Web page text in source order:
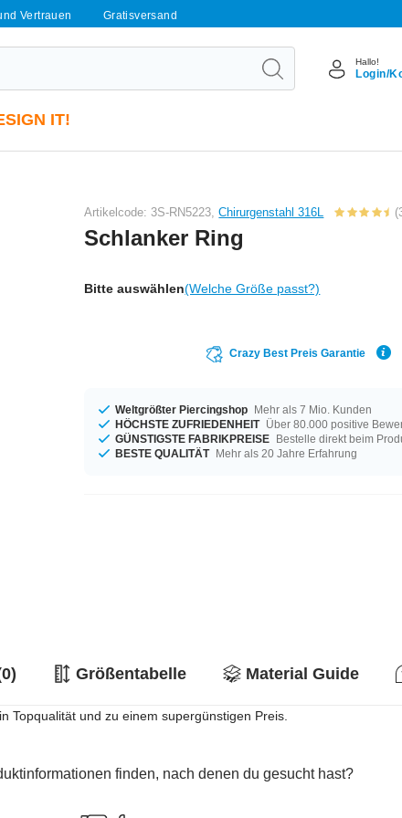
Vertrauen Gratisversand
Hallo!
Login/
IT!
Artikelcode: 3S-RN5223,Chirurgenstahl 316L
Schlanker Ring
Bitte auswählen(Welche Größe passt?)
Crazy Best Preis Garantie
Weltgrößter Piercingshop Mehr als 7 Mio. Kunden
HÖCHSTE ZUFRIEDENHEIT Über 80.000 positive
GÜNSTIGSTE FABRIKPREISE Bestelle direkt beim
BESTE QUALITÄT Mehr als 20 Jahre Erfahrung
Größentabelle Material Guide
Topqualität und zu einem supergünstigen Preis.
finden, nach denen du gesucht hast?